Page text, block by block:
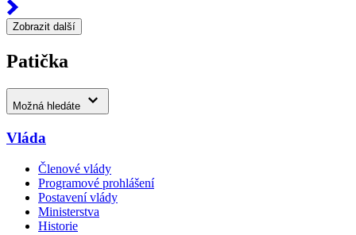
Zobrazit další
Patička
Možná hledáte
Vláda
Členové vlády
Programové prohlášení
Postavení vlády
Ministerstva
Historie